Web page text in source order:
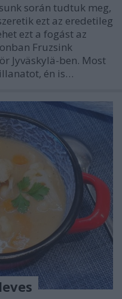
során tudtuk meg,
ezt az eredetileg
ezt a fogást az
Fruzsink
Jyväskylä-ben. Most
én is…